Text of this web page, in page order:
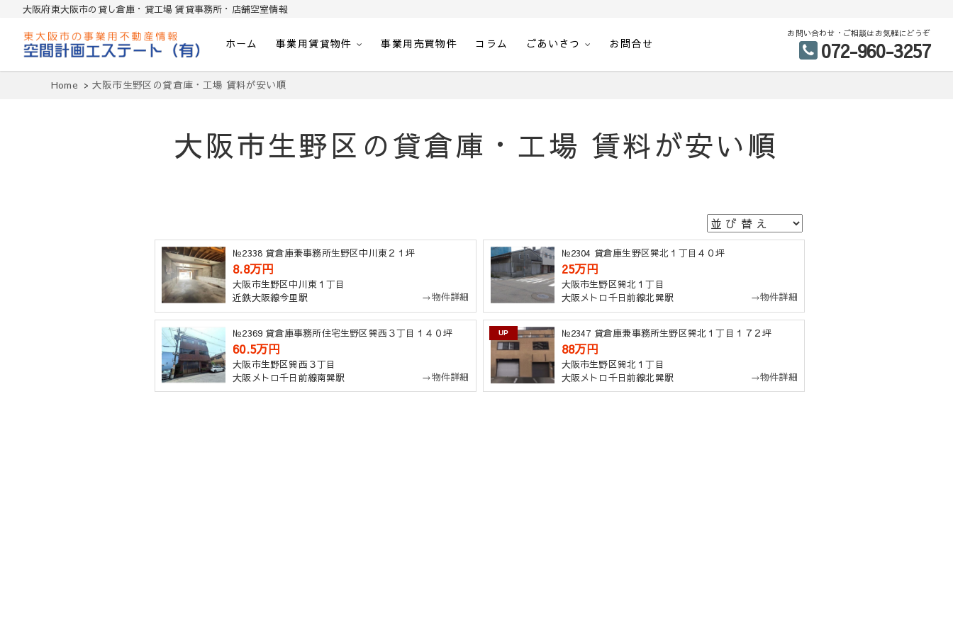
大阪府東大阪市の貸し倉庫・貸工場 賃貸事務所・店舗空室情報
東大阪貸倉庫・貸し工場・賃貸事務所・空室一覧・空間計画エステート
ホーム 事業用賃貸物件 事業用売買物件 コラム ごあいさつ お問合せ
お問い合わせ・ご相談はお気軽にどうぞ
072-960-3257
Home 大阪市生野区の貸倉庫・工場 賃料が安い順
大阪市生野区の貸倉庫・工場 賃料が安い順
№2338 貸倉庫兼事務所生野区中川東２１坪
8.8万円
大阪市生野区中川東１丁目
近鉄大阪線今里駅
→物件詳細
№2304 貸倉庫生野区巽北１丁目４０坪
25万円
大阪市生野区巽北１丁目
大阪メトロ千日前線北巽駅
→物件詳細
№2369 貸倉庫事務所住宅生野区巽西３丁目１４０坪
60.5万円
大阪市生野区巽西３丁目
大阪メトロ千日前線南巽駅
→物件詳細
UP №2347 貸倉庫兼事務所生野区巽北１丁目１７２坪
88万円
大阪市生野区巽北１丁目
大阪メトロ千日前線北巽駅
→物件詳細